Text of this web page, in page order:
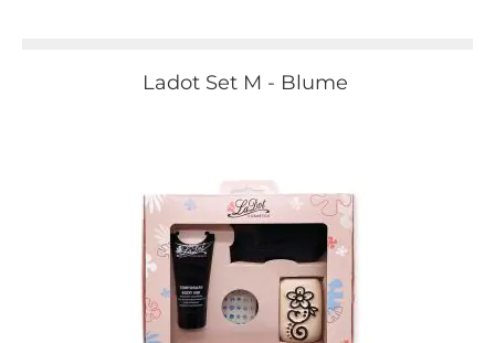
Ladot Set M - Blume